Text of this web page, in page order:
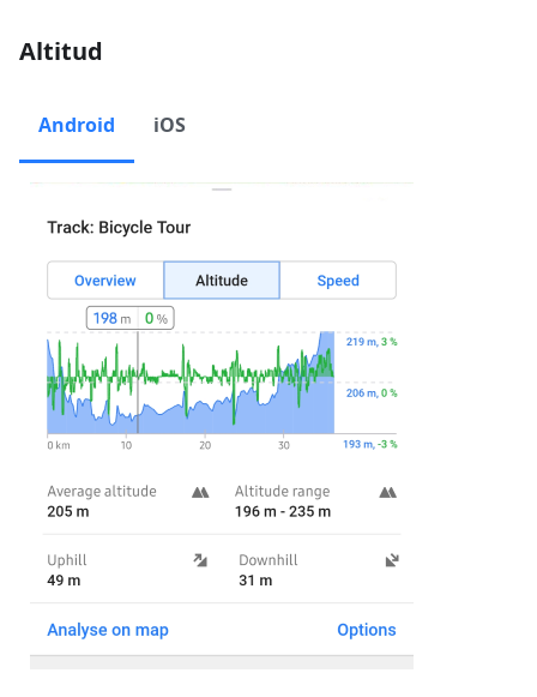
Altitud
Android iOS